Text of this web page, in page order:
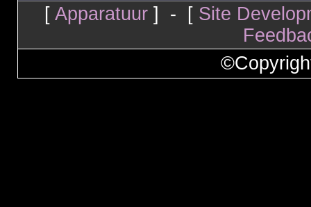
[ Apparatuur ] - [ Site